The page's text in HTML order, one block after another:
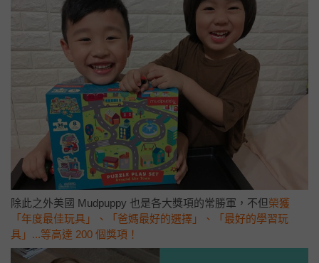
除此之外美國 Mudpuppy 也是各大獎項的常勝軍，不但榮獲
「年度最佳玩具」、「爸媽最好的選擇」、「最好的學習玩
具」...等高達 200 個獎項！